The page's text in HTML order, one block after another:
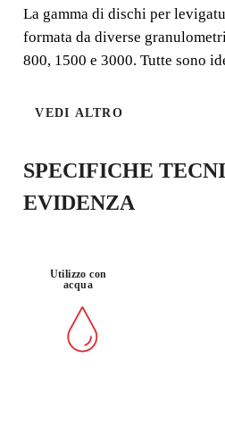
MATERIALE
: PIETRA
FINITURA DI
La gamma di dischi per
formata da diverse
800, 1500 e 3000. Tutte sono
VEDI ALTRO
SPECIFICHE
EVIDENZA
Utilizzo con
acqua